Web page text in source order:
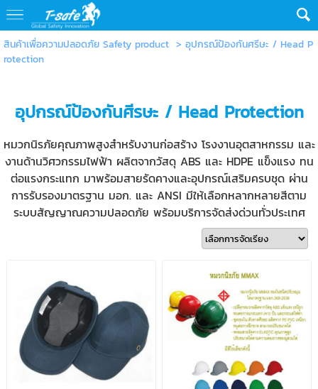
สินค้าเพื่อความปลอดภัย Safety product > อุปกรณ์ป้องกันศรีษะ / Head P
rotection
อุปกรณ์ป้องกันศีรษะ / Head Protection
หมวกนิรภัยคุณภาพสูงสำหรับงานก่อสร้าง โรงงานอุตสาหกรรม และ
งานด้านวิศวกรรมไฟฟ้า ผลิตจากวัสดุ ABS และ HDPE แข็งแรง ทน
ต่อแรงกระแทก มาพร้อมสายรัดคางและอุปกรณ์เสริมครบชุด ผ่าน
การรับรองมาตรฐาน มอก. และ ANSI มีให้เลือกหลากหลายสีตาม
ระบบสัญญาณความปลอดภัย พร้อมบริการจัดส่งด่วนทั่วประเทศ